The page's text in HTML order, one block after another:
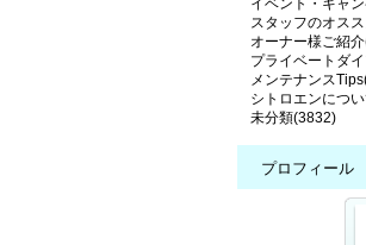
イベント・キャ
スタッフのオス
オーナー様ご紹
プライベートダ
メンテナンス
シトロエンにつ
未分類(3832)
プロフィール